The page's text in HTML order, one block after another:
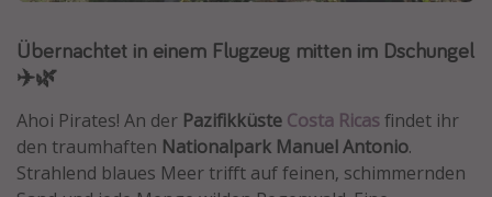
Goa Urlaub
Kefalonia Urlaub
Krabi Urlaub
Übernachtet in einem Flugzeug mitten im Dschungel
✈️🌿
Ahoi Pirates! An der Pazifikküste Costa Ricasfindet ihr
den traumhaften Nationalpark Manuel Antonio.
Strahlend blaues Meer trifft auf feinen, schimmernden